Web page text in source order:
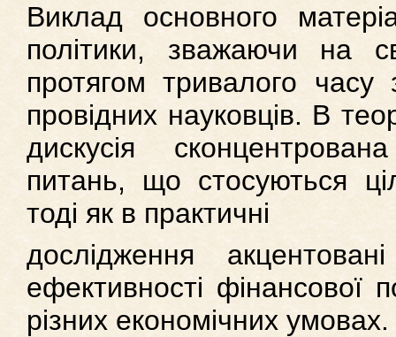
Виклад основного
політики, зважаючи на
протягом тривалого часу
провідних науковців. В
дискусія
питань, що стосуються
тоді як в практичні
дослідження
ефективності фінансової
різних економічних умовах.